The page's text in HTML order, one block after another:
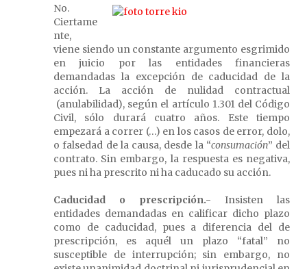
No.
Ciertame
nte,
viene siendo un constante argumento esgrimido
en juicio por las entidades financieras
demandadas la excepción de caducidad de la
acción. La acción de nulidad contractual
(anulabilidad), según el artículo 1.301 del Código
Civil, sólo durará cuatro años. Este tiempo
empezará a correr (…) en los casos de error, dolo,
o falsedad de la causa, desde la “consumación” del
contrato. Sin embargo, la respuesta es negativa,
pues ni ha prescrito ni ha caducado su acción.
Caducidad o prescripción.- Insisten las
entidades demandadas en calificar dicho plazo
como de caducidad, pues a diferencia del de
prescripción, es aquél un plazo “fatal” no
susceptible de interrupción; sin embargo, no